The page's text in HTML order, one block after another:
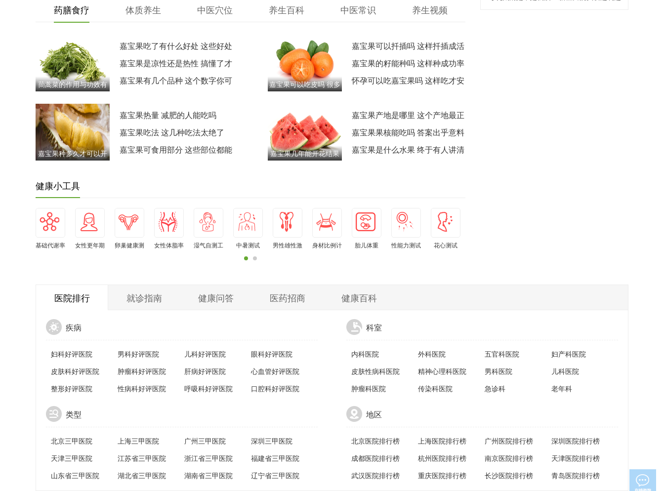
药膳食疗 体质养生 中医穴位 养生百科 中医常识 养生视频
茼蒿菜的作用与功效有
嘉宝果吃了有什么好处 这些好处
太实在了
嘉宝果是凉性还是热性 搞懂了才
能放心吃
嘉宝果有几个品种 这个数字你可
嘉宝果可以吃皮吗 很多
嘉宝果可以扦插吗 这样扦插成活
率最高
嘉宝果的籽能种吗 这样种成功率
最高
怀孕可以吃嘉宝果吗 这样吃才安
嘉宝果种多久才可以开
嘉宝果热量 减肥的人能吃吗
嘉宝果吃法 这几种吃法太绝了
嘉宝果可食用部分 这些部位都能
嘉宝果几年能开花结果
嘉宝果产地是哪里 这个产地最正
宗
嘉宝果果核能吃吗 答案出乎意料
嘉宝果是什么水果 终于有人讲清
健康小工具
基础代谢率
女性更年期
卵巢健康测
女性体脂率
湿气自测工
中暑测试
男性雄性激
身材比例计
胎儿体重 性能力测试 花心测试
医院排行 就诊指南 健康问答 医药招商 健康百科
疾病
妇科好评医院 男科好评医院 儿科好评医院
眼科好评医院
皮肤科好评医院
肿瘤科好评医院 肝病好评医院
心血管好评医院
整形好评医院
性病科好评医院 呼吸科好评医院 口腔科好评医院
科室
内科医院 外科医院 五官科医院
妇产科医院
皮肤性病科医院
精神心理科医院 男科医院
儿科医院
肿瘤科医院
传染科医院 急诊科 老年科
类型
北京三甲医院 上海三甲医院 广州三甲医院
深圳三甲医院
天津三甲医院
江苏省三甲医院 浙江省三甲医院
福建省三甲医院
山东省三甲医院
湖北省三甲医院 湖南省三甲医院 辽宁省三甲医院
地区
北京医院排行榜 上海医院排行榜 广州医院排行榜
深圳医院排行榜
成都医院排行榜
杭州医院排行榜 南京医院排行榜
天津医院排行榜
武汉医院排行榜
重庆医院排行榜 长沙医院排行榜 青岛医院排行榜